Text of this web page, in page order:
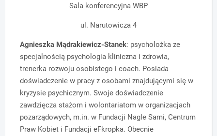
Sala konferencyjna WBP
ul. Narutowicza 4
Agnieszka Mądrakiewicz-Stanek: psycholożka ze
specjalnością psychologia kliniczna i zdrowia,
trenerka rozwoju osobistego i coach. Posiada
doświadczenie w pracy z osobami znajdującymi się w
kryzysie psychicznym. Swoje doświadczenie
zawdzięcza stażom i wolontariatom w organizacjach
pozarządowych, m.in. w Fundacji Nagle Sami, Centrum
Praw Kobiet i Fundacji eFkropka. Obecnie